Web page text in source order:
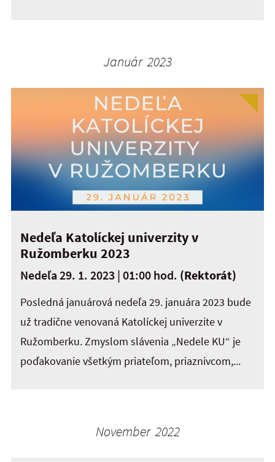
Január 2023
Nedeľa Katolíckej univerzity v
Ružomberku 2023
Nedeľa 29. 1. 2023 | 01:00 hod. (Rektorát)
Posledná januárová nedeľa 29. januára 2023 bude
už tradične venovaná Katolíckej univerzite v
Ružomberku. Zmyslom slávenia „Nedele KU“ je
poďakovanie všetkým priateľom, priaznivcom,...
November 2022